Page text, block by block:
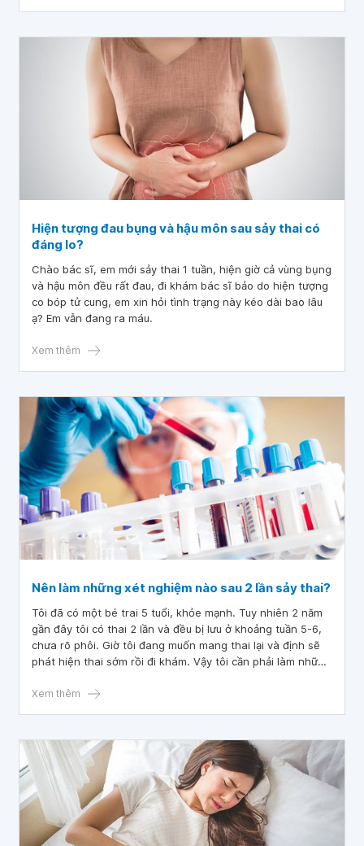
Hiện tượng đau bụng và hậu môn sau sảy thai có
đáng lo?
Chào bác sĩ, em mới sảy thai 1 tuần, hiện giờ cả vùng bụng
và hậu môn đều rất đau, đi khám bác sĩ bảo do hiện tượng
co bóp tử cung, em xin hỏi tình trạng này kéo dài bao lâu
ạ? Em vẫn đang ra máu.
Xem thêm
Nên làm những xét nghiệm nào sau 2 lần sảy thai?
Tôi đã có một bé trai 5 tuổi, khỏe mạnh. Tuy nhiên 2 năm
gần đây tôi có thai 2 lần và đều bị lưu ở khoảng tuần 5-6,
chưa rõ phôi. Giờ tôi đang muốn mang thai lại và định sẽ
phát hiện thai sớm rồi đi khám. Vậy tôi cần phải làm những
Xem thêm